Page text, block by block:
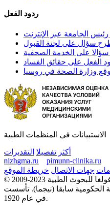
ردود الفعل
رئيس الجامعة عبر الإنترنت
سؤال على لجنة القبول
على الخدمة الصحفية
الفعل على حقائق الفساد
وزارة الصحة في روسيا
الاستبيانات في المنظمات الطبية
أكثر تفصيلا التقديرات
nizhgma.ru
pimunn-clinika.ru
جهات الاتصال خريطة الموقع
جامعة فولغا للبحوث الطبية
الحكومية سابقا (نيجما). تأسست
في عام 1920.